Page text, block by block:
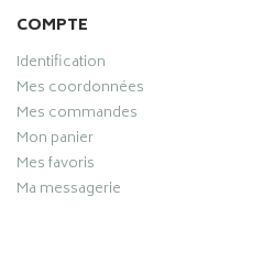
COMPTE
Identification
Mes coordonnées
Mes commandes
Mon panier
Mes favoris
Ma messagerie